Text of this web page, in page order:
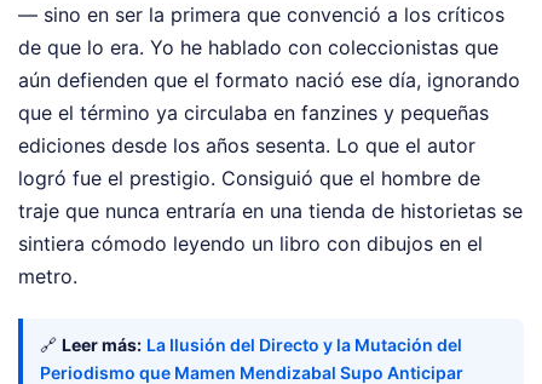
— sino en ser la primera que convenció a los críticos
de que lo era. Yo he hablado con coleccionistas que
aún defienden que el formato nació ese día, ignorando
que el término ya circulaba en fanzines y pequeñas
ediciones desde los años sesenta. Lo que el autor
logró fue el prestigio. Consiguió que el hombre de
traje que nunca entraría en una tienda de historietas se
sintiera cómodo leyendo un libro con dibujos en el
metro.
🔗 Leer más: La Ilusión del Directo y la Mutación del
Periodismo que Mamen Mendizabal Supo Anticipar